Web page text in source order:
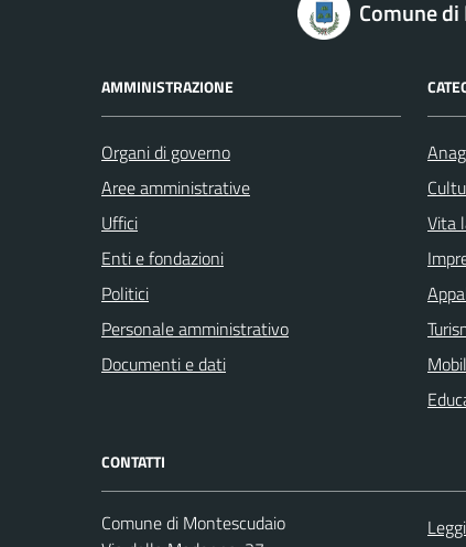
Comune
AMMINISTRAZIONE
Organi di governo
Aree amministrative
Uffici
Enti e fondazioni
Politici
Personale amministrativo
Documenti e dati
Vita
CONTATTI
Comune di Montescudaio